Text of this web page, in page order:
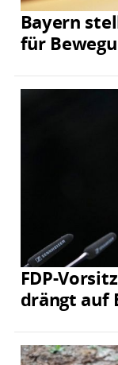
Bayern
für
FDP-
drängt auf